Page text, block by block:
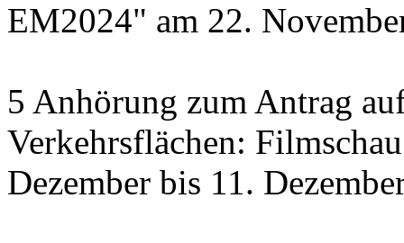
EM2024" am 22.
5 Anhörung zum Antrag
Verkehrsflächen:
Dezember bis 11.